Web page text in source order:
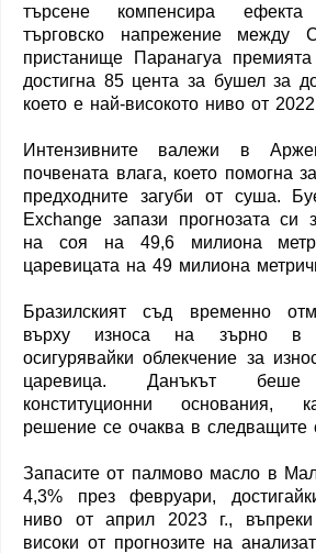
търсене компенсира
търговско напрежение
пристанище Паранагуа
достигна 85 цента за бушел за
което е най-високото ниво от 2022
Интензивните валежи в
почвената влага, което помогна
предходните загуби от суша.
Exchange запази прогнозата си
на соя на 49,6 милиона
царевицата на 49 милиона
Бразилският съд временно
върху износа на зърно в
осигурявайки облекчение за
царевица. Данъкът
конституционни основания,
решение се очаква в следващите
Запасите от палмово масло в
4,3% през февруари,
ниво от април 2023 г.,
високи от прогнозите на